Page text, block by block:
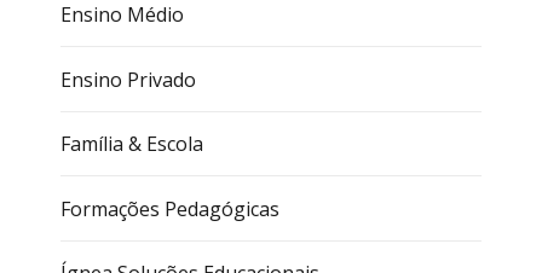
Ensino Médio
Ensino Privado
Família & Escola
Formações Pedagógicas